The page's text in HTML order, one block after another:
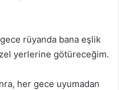
rüyanda bana eşlik
yerlerine götüreceğim.
her gece uyumadan